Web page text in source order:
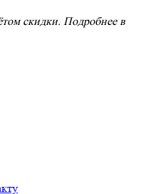
скидки. Подробнее в